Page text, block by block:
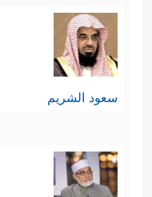
سعود الشريم